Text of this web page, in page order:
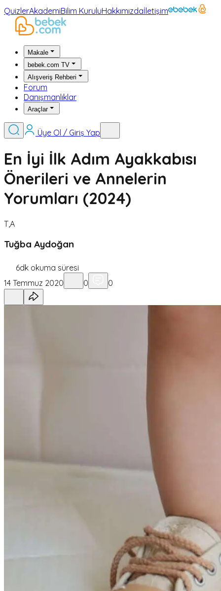
QuizlerAkademiBilim KuruluHakkımızdaİletişim
Makale
bebek.com TV
Alışveriş Rehberi
Forum
Danışmanlıklar
Araçlar
Üye Ol / Giriş Yap
En İyi İlk Adım Ayakkabısı
Önerileri ve Annelerin
Yorumları (2024)
T,A
Tuğba Aydoğan
6dk okuma süresi
14 Temmuz 2020
0 0